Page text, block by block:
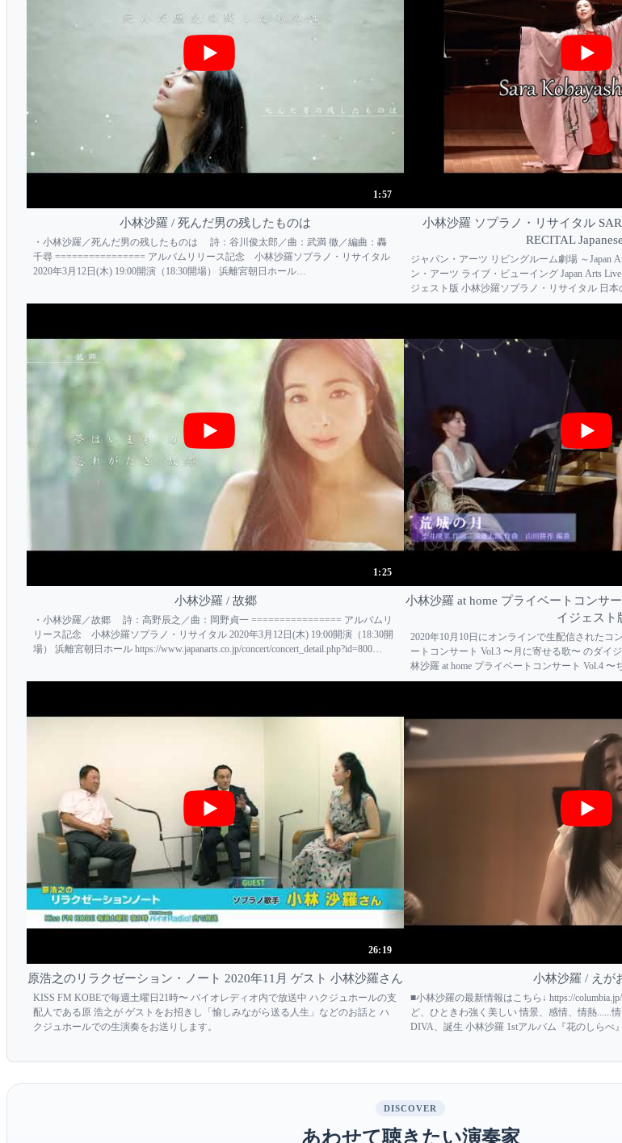
1:57
小林沙羅 / 死んだ男の残したものは
・小林沙羅／死んだ男の残したものは 詩：谷川俊太郎／曲：武満 徹／編曲：轟
千尋 ================ アルバムリリース記念 小林沙羅ソプラノ・リサイタル
2020年3月12日(木) 19:00開演（18:30開場） 浜離宮朝日ホール
小林沙羅 ソプラノ・リサイタル
RECITAL
ジャパン・アーツ リビングルーム劇場 ～Japan
ン・アーツ ライブ・ビューイング Japan Arts
ジェスト版 小林沙羅ソプラノ・リサイタル 日
浜離宮朝日ホール ＜曲目＞ ■山田耕筰：この道...
1:25
小林沙羅 / 故郷
・小林沙羅／故郷 詩：高野辰之／曲：岡野貞一 ================ アルバムリ
リース記念 小林沙羅ソプラノ・リサイタル 2020年3月12日(木) 19:00開演（18:30開
場） 浜離宮朝日ホール https://www.japanarts.co.jp/concert/concert_detail.php?id=800
小林沙羅 at home プライベートコンサ
イジェスト
2020年10月10日にオンラインで生配信されたコ
ートコンサート Vol.3 〜月に寄せる歌〜 のダイ
林沙羅 at home プライベートコンサート Vol.4 〜
月21日（土）20時〜を予定しています。 こちら
26:19
原浩之のリラクゼーション・ノート 2020年11月 ゲスト 小林沙羅さん
KISS FM KOBEで毎週土曜日21時〜 バイオレディオ内で放送中 ハクジュホールの支
配人である原 浩之が ゲストをお招きし「愉しみながら送る人生」などのお話と ハ
クジュホールでの生演奏をお送りします。
小林沙羅 / えが
■小林沙羅の最新情報はこちら↓ https://
ど、ひときわ強く美しい 情景、感情、情熱......
DIVA、誕生 小林沙羅 1stアルバム『花のしらべ
DISCOVER
あわせて聴きたい演奏家